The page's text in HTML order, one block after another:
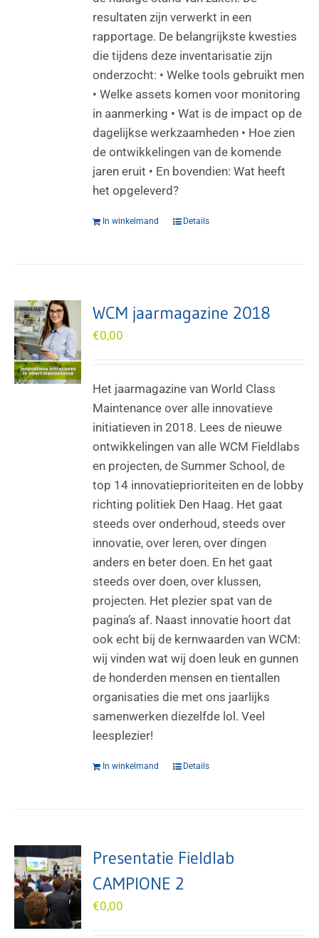
resultaten zijn verwerkt in een
rapportage. De belangrijkste kwesties
die tijdens deze inventarisatie zijn
onderzocht: • Welke tools gebruikt men
• Welke assets komen voor monitoring
in aanmerking • Wat is de impact op de
dagelijkse werkzaamheden • Hoe zien
de ontwikkelingen van de komende
jaren eruit • En bovendien: Wat heeft
het opgeleverd?
In winkelmand Details
WCM jaarmagazine 2018
€0,00
Het jaarmagazine van World Class
Maintenance over alle innovatieve
initiatieven in 2018. Lees de nieuwe
ontwikkelingen van alle WCM Fieldlabs
en projecten, de Summer School, de
top 14 innovatieprioriteiten en de lobby
richting politiek Den Haag. Het gaat
steeds over onderhoud, steeds over
innovatie, over leren, over dingen
anders en beter doen. En het gaat
steeds over doen, over klussen,
projecten. Het plezier spat van de
pagina’s af. Naast innovatie hoort dat
ook echt bij de kernwaarden van WCM:
wij vinden wat wij doen leuk en gunnen
de honderden mensen en tientallen
organisaties die met ons jaarlijks
samenwerken diezelfde lol. Veel
leesplezier!
In winkelmand Details
Presentatie Fieldlab
CAMPIONE 2
€0,00